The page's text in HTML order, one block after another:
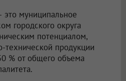
это муниципальное
городского округа
потенциалом,
технической продукции
% от общего объема